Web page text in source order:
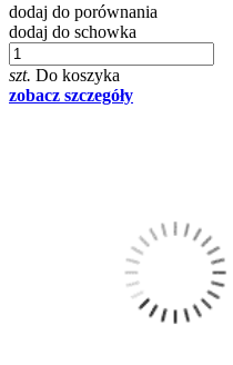
dodaj do porównania
dodaj do schowka
szt. Do koszyka
zobacz szczegóły